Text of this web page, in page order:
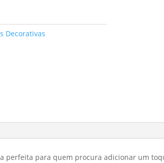
Decorativas
perfeita para quem procura adicionar um